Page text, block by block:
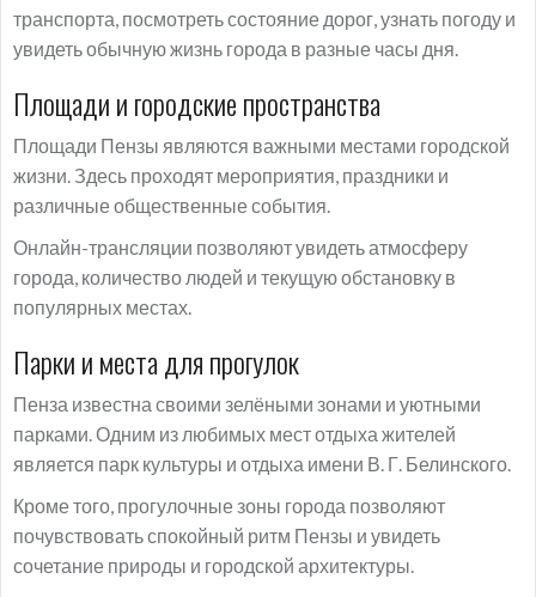
транспорта, посмотреть состояние дорог, узнать погоду и
увидеть обычную жизнь города в разные часы дня.
Площади и городские пространства
Площади Пензы являются важными местами городской
жизни. Здесь проходят мероприятия, праздники и
различные общественные события.
Онлайн-трансляции позволяют увидеть атмосферу
города, количество людей и текущую обстановку в
популярных местах.
Парки и места для прогулок
Пенза известна своими зелёными зонами и уютными
парками. Одним из любимых мест отдыха жителей
является парк культуры и отдыха имени В. Г. Белинского.
Кроме того, прогулочные зоны города позволяют
почувствовать спокойный ритм Пензы и увидеть
сочетание природы и городской архитектуры.